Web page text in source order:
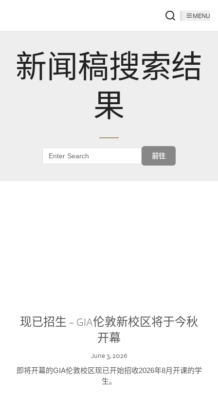
MENU
新闻稿搜索结
果
前往
现已招生 – GIA伦敦新校区将于今秋
开幕
June 3, 2026
即将开幕的GIA伦敦校区现已开始招收2026年8月开课的学
生。